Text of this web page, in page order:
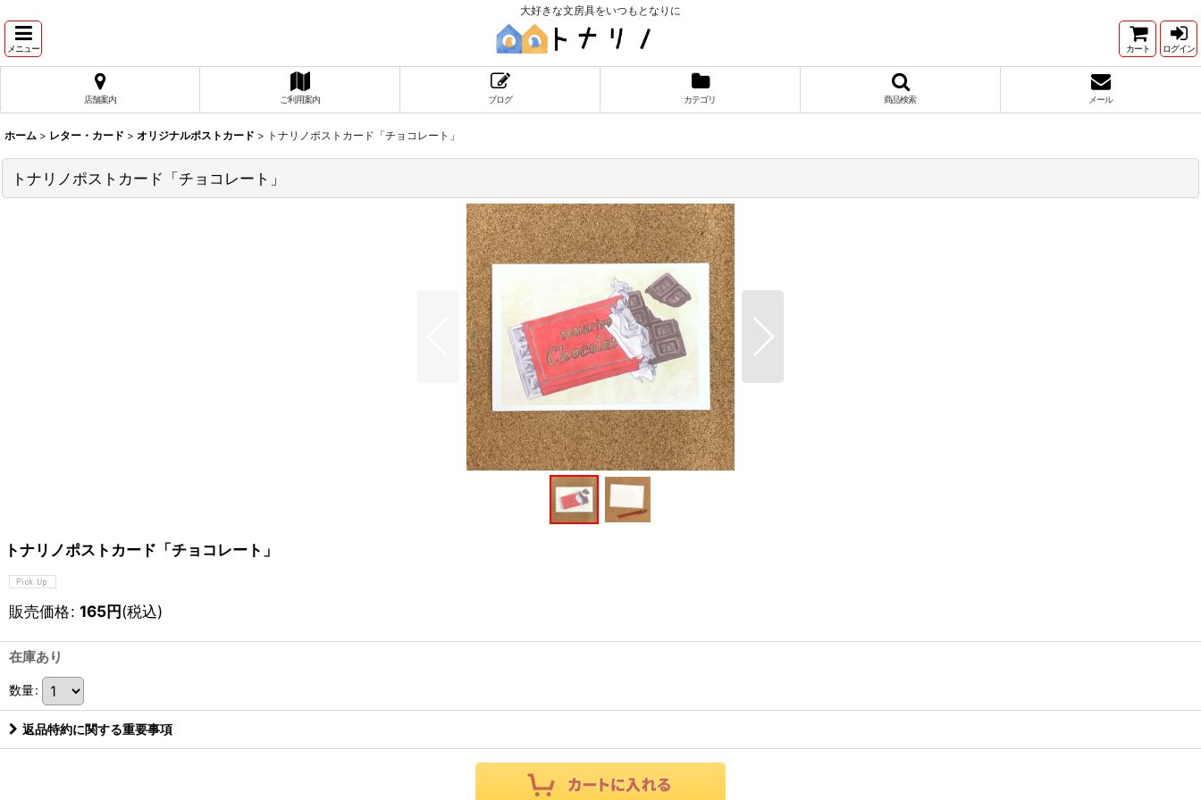
大好きな文房具をいつもとなりに
メニュー カート ログイン
店舗案内 ご利用案内 ブログ カテゴリ 商品検索 メール
ホーム > レター・カード > オリジナルポストカード > トナリノポストカード「チョコレート」
トナリノポストカード「チョコレート」
トナリノポストカード「チョコレート」
販売価格: 165円(税込)
在庫あり
数量:
返品特約に関する重要事項